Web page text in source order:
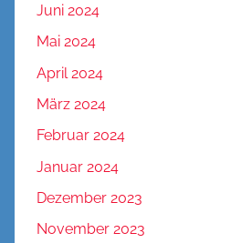
Juni 2024
Mai 2024
April 2024
März 2024
Februar 2024
Januar 2024
Dezember 2023
November 2023